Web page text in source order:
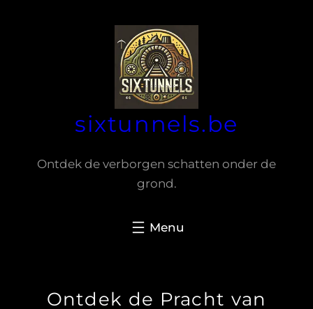
sixtunnels.be
Ontdek de verborgen schatten onder de
grond.
Ontdek de Pracht van